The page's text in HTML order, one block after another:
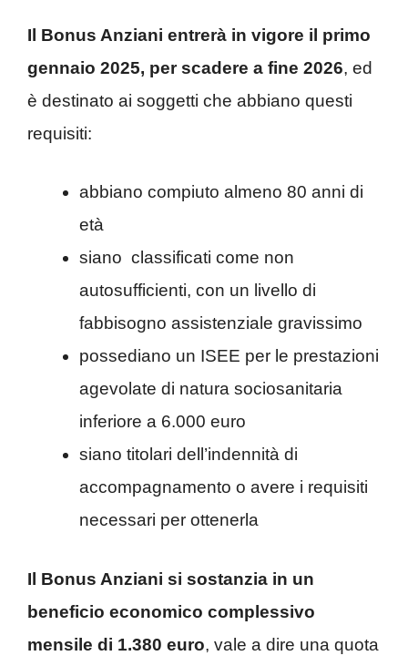
Il Bonus Anziani entrerà in vigore il primo
gennaio 2025, per scadere a fine 2026, ed
è destinato ai soggetti che abbiano questi
requisiti:
abbiano compiuto almeno 80 anni di
età
siano classificati come non
autosufficienti, con un livello di
fabbisogno assistenziale gravissimo
possediano un ISEE per le prestazioni
agevolate di natura sociosanitaria
inferiore a 6.000 euro
siano titolari dell’indennità di
accompagnamento o avere i requisiti
necessari per ottenerla
Il Bonus Anziani si sostanzia in un
beneficio economico complessivo
mensile di 1.380 euro, vale a dire una quota